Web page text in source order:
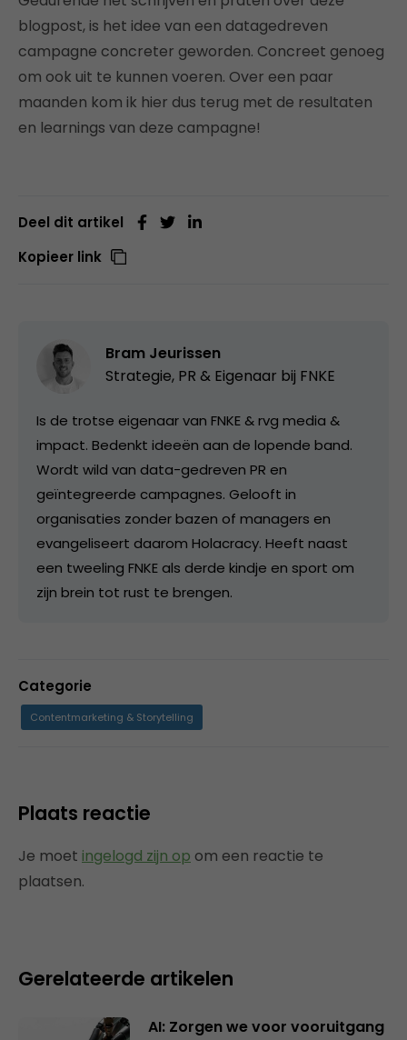
blogpost, is het idee van een datagedreven
campagne concreter geworden. Concreet genoeg
om ook uit te kunnen voeren. Over een paar
maanden kom ik hier dus terug met de resultaten
en learnings van deze campagne!
Deel dit artikel
Kopieer link
Bram Jeurissen
Strategie, PR & Eigenaar bij FNKE
Is de trotse eigenaar van FNKE & rvg media &
impact. Bedenkt ideeën aan de lopende band.
Wordt wild van data-gedreven PR en
geïntegreerde campagnes. Gelooft in
organisaties zonder bazen of managers en
evangeliseert daarom Holacracy. Heeft naast
een tweeling FNKE als derde kindje en sport om
zijn brein tot rust te brengen.
Categorie
Contentmarketing & Storytelling
Plaats reactie
Je moet ingelogd zijn op om een reactie te
plaatsen.
Gerelateerde artikelen
AI: Zorgen we voor vooruitgang